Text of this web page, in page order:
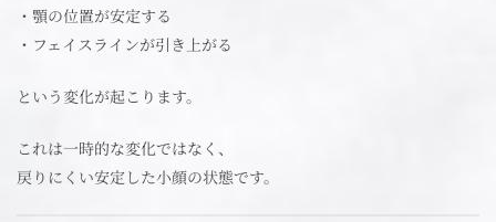
・顎の位置が安定する
・フェイスラインが引き上がる
という変化が起こります。
これは一時的な変化ではなく、
戻りにくい安定した小顔の状態です。